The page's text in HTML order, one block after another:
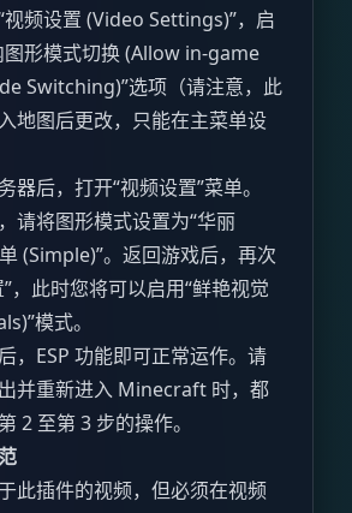
视频设置 (Video Settings)”，启
图形模式切换 (Allow in-game
Switching)”选项（请注意，此
地图后更改，只能在主菜单设
器后，打开“视频设置”菜单。
请将图形模式设置为“华丽
(Simple)”。返回游戏后，再次
，此时您将可以启用“鲜艳视觉
模式。
，ESP 功能即可正常运作。请
并重新进入 Minecraft 时，都
2 至第 3 步的操作。
此插件的视频，但必须在视频